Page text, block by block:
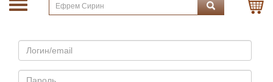
Email
Пароль